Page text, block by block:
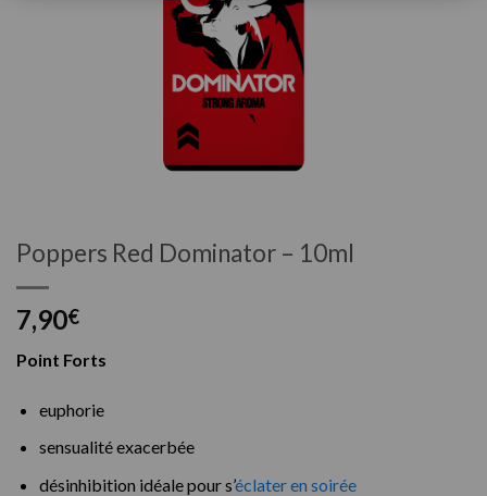
Poppers Red Dominator – 10ml
7,90€
Point Forts
euphorie
sensualité exacerbée
désinhibition idéale pour s’éclater en soirée